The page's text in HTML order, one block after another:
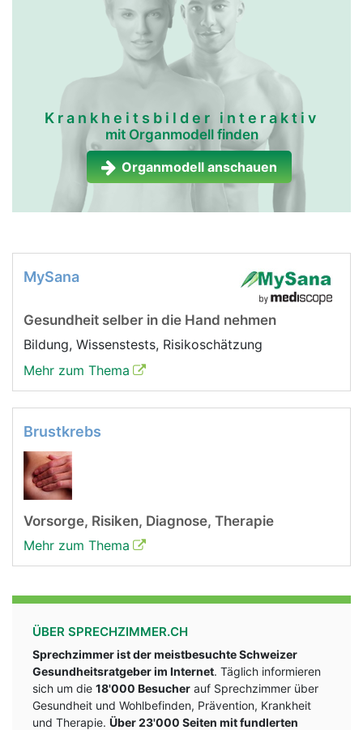
Krankheitsbilder interaktiv
mit Organmodell finden
Organmodell anschauen
MySana
Gesundheit selber in die Hand nehmen
Bildung, Wissenstests, Risikoschätzung
Mehr zum Thema
Brustkrebs
Vorsorge, Risiken, Diagnose, Therapie
Mehr zum Thema
ÜBER SPRECHZIMMER.CH
Sprechzimmer ist der meistbesuchte Schweizer
Gesundheitsratgeber im Internet. Täglich informieren
sich um die 18'000 Besucher auf Sprechzimmer über
Gesundheit und Wohlbefinden, Prävention, Krankheit
und Therapie. Über 23'000 Seiten mit fundlerten